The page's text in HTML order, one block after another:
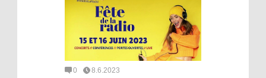
0 8.6.2023